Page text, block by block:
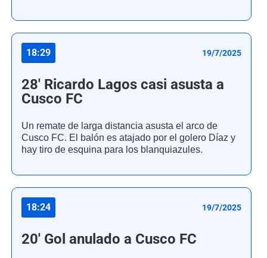
18:29 19/7/2025
28' Ricardo Lagos casi asusta a
Cusco FC
Un remate de larga distancia asusta el arco de
Cusco FC. El balón es atajado por el golero Díaz y
hay tiro de esquina para los blanquiazules.
18:24 19/7/2025
20' Gol anulado a Cusco FC